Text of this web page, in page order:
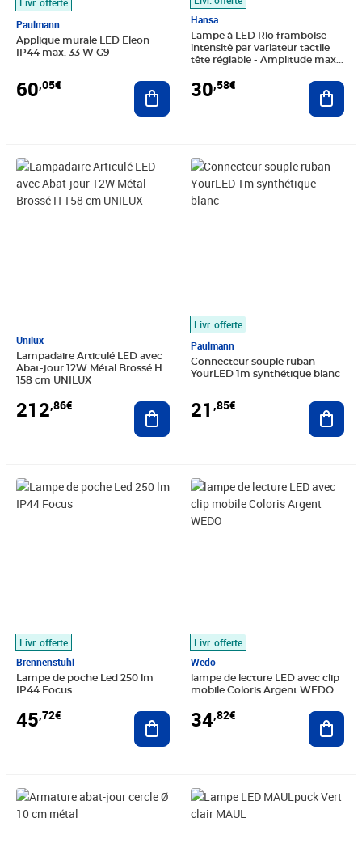
Paulmann
Applique murale LED Eleon
IP44 max. 33 W G9
60,05€ Ajouter au panier
Hansa
Lampe à LED Rio framboise
intensité par variateur tactile
tête réglable - Amplitude max
30,58€
Unilux
Lampadaire Articulé LED avec
Abat-jour 12W Métal Brossé H
158 cm UNILUX
212,86€
Prix 212,86€
Ajouter au panier
Livr. offerte
Paulmann
Connecteur souple ruban
YourLED 1m synthétique blanc
21 ,85€
Prix 21,85€
Livr. offerte
Brennenstuhl
Lampe de poche Led 250 lm
IP44 Focus
45,72€
Prix 45,72€
Ajouter au panier
Livr. offerte
Wedo
lampe de lecture LED avec clip
mobile Coloris Argent WEDO
34,82€
Prix 34,82€
Prix 5,14€ Prix 78,77€